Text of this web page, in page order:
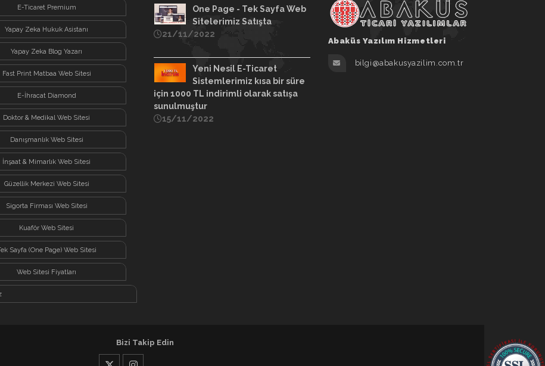
E-Ticaret Premium
Yapay Zeka Hukuk Asistanı
Yapay Zeka Blog Yazarı
Fast Print Matbaa Web Sitesi
E-İhracat Diamond
Doktor & Medikal Web Sitesi
Danışmanlık Web Sitesi
İnşaat & Mimarlık Web Sitesi
Güzellik Merkezi Web Sitesi
Sigorta Firması Web Sitesi
Kuaför Web Sitesi
Sayfa (One Page) Web Sitesi
Web Sitesi Fiyatları
One Page - Tek Sayfa Web
Sitelerimiz Satışta
21/11/2022
Yeni Nesil E-Ticaret
Sistemlerimiz kısa bir süre
için 1000 TL indirimli olarak satışa
sunulmuştur
15/11/2022
Abaküs Yazılım Hizmetleri
bilgi@abakusyazilim.com.tr
Bizi Takip Edin